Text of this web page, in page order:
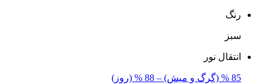
رنگ
سبز
انتقال نور
85 % (گرگ و میش) – 88 % (روز)